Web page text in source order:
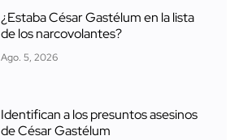
¿Estaba César Gastélum en la lista
de los narcovolantes?
Ago. 5, 2026
Identifican a los presuntos asesinos
de César Gastélum